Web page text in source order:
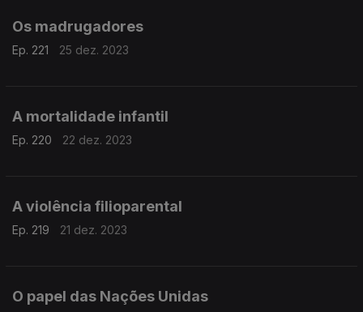
Os madrugadores
Ep. 221 25 dez. 2023
A mortalidade infantil
Ep. 220 22 dez. 2023
A violência filioparental
Ep. 219 21 dez. 2023
O papel das Nações Unidas